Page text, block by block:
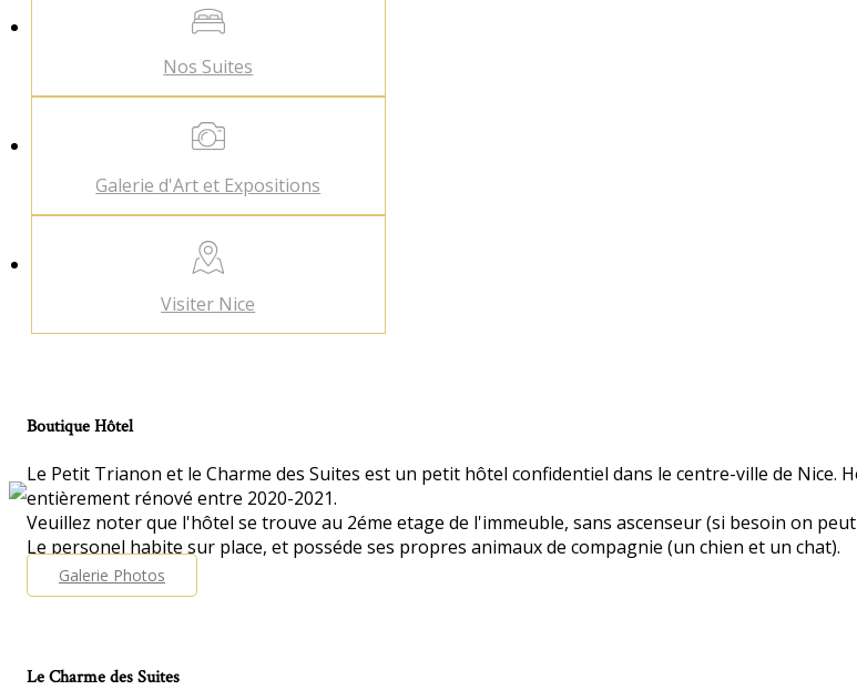
Nos Suites
Galerie d'Artet Expositions
Visiter Nice
Boutique Hôtel
Le Petit Trianon et le Charme des Suites est un petit hôtel confidentiel dans le centre-ville de Nice.
entièrement rénové entre 2020-2021.
Veuillez noter que l'hôtel se trouve au 2éme etage de l'immeuble, sans ascenseur (si besoin on
Le personel habite sur place, et posséde ses propres animaux de compagnie (un chien et un chat).
Galerie Photos
Le Charme des Suites